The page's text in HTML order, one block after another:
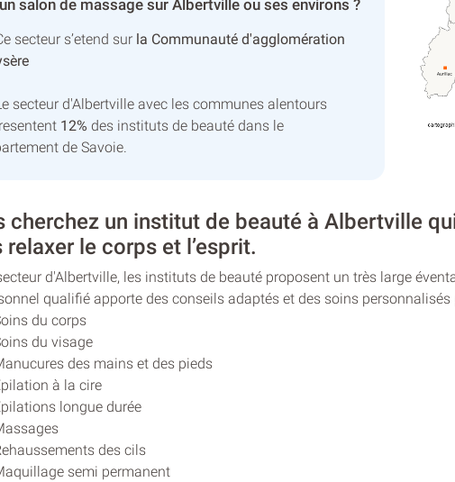
salon de massage sur Albertville ou ses environs ?
secteur s’etend sur la Communauté d'agglomération
secteur d'Albertville avec les communes alentours
12% des instituts de beauté dans le
de Savoie.
cherchez un institut de beauté à Albertville
relaxer le corps et l’esprit.
d'Albertville, les instituts de beauté proposent un très large
qualifié apporte des conseils adaptés et des soins
du corps
du visage
des mains et des pieds
à la cire
longue durée
des cils
semi permanent